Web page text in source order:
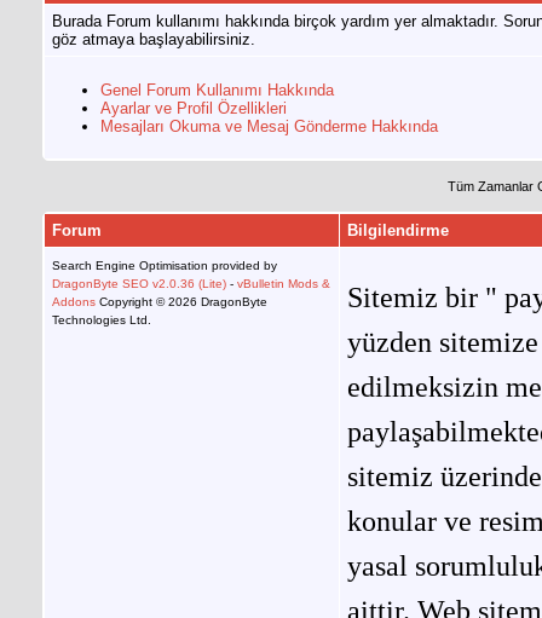
Burada Forum kullanımı hakkında birçok yardım yer almaktadır.
göz atmaya başlayabilirsiniz.
Genel Forum Kullanımı Hakkında
Ayarlar ve Profil Özellikleri
Mesajları Okuma ve Mesaj Gönderme Hakkında
Tüm Zamanlar
Forum Bilgilendirme
Search Engine Optimisation provided by
DragonByte SEO v2.0.36 (Lite) - vBulletin Mods &
Addons Copyright © 2026 DragonByte
Technologies Ltd.
Sitemiz bir "
yüzden
edilmeksizin
sitemiz
konular ve
yasal
aittir. Web